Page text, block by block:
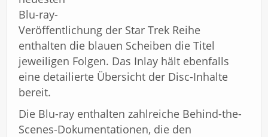
Blu-ray-
Veröffentlichung der Star Trek Reihe
enthalten die blauen Scheiben die Titel
jeweiligen Folgen. Das Inlay hält ebenfalls
eine detailierte Übersicht der Disc-Inhalte
bereit.
Die Blu-ray enthalten zahlreiche Behind-the-
Scenes-Dokumentationen, die den